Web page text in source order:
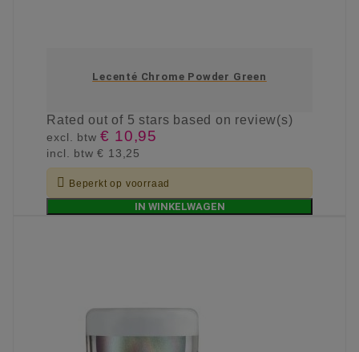
Lecenté Chrome Powder Green
Ratedout of 5 stars based on review(s)
excl. btw€ 10,95
incl. btw€ 13,25
 Beperkt op voorraad
IN WINKELWAGEN